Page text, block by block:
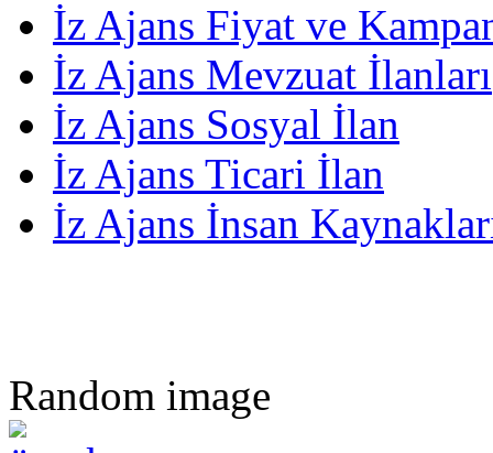
İz Ajans Fiyat ve
İz Ajans Mevzuat İlanları
İz Ajans Sosyal İlan
İz Ajans Ticari İlan
İz Ajans İnsan
Random image